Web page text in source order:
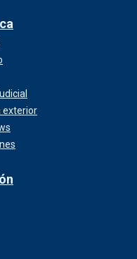
exterior